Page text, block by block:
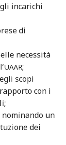
incarichi
di
necessità
UAAR;
scopi
con i
un
dei